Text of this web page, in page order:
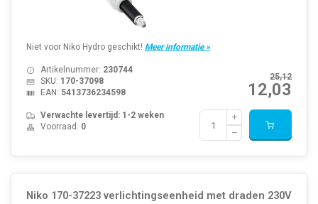
Niet voor Niko Hydro geschikt! Meer informatie »
25,12
12,03
Artikelnummer: 230744
SKU: 170-37098
EAN: 5413736234598
Verwachte levertijd: 1-2 weken
Voorraad: 0
Niko 170-37223 verlichtingseenheid met draden 230V